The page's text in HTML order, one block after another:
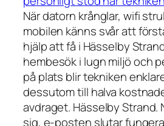
När datorn krånglar, wifi
mobilen känns svår att
hjälp att få i Hässelby
hembesök i lugn miljö och
på plats blir tekniken
dessutom till halva
avdraget. Hässelby Strand.
sig, e-posten slutar